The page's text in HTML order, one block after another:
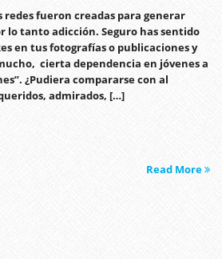
redes fueron creadas para generar
lo tanto adicción. Seguro has sentido
en tus fotografías o publicaciones y
cierta dependencia en jóvenes a
¿Pudiera compararse con al
admirados, […]
Read More